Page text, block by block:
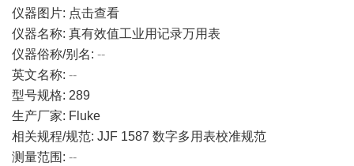
仪器图片: 点击查看
仪器名称: 真有效值工业用记录万用表
仪器俗称/别名: --
英文名称: --
型号规格: 289
生产厂家: Fluke
相关规程/规范: JJF 1587 数字多用表校准规范
测量范围: --